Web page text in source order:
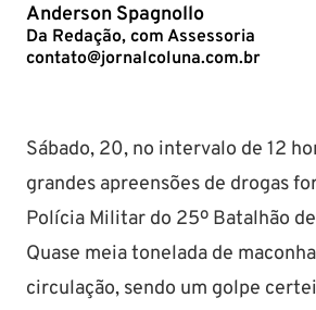
Anderson Spagnollo
Da Redação, com Assessoria
contato@jornalcoluna.com.br
Sábado, 20, no intervalo de 12
grandes apreensões de drogas
Polícia Militar do 25º Batalhão
Quase meia tonelada de
circulação, sendo um golpe